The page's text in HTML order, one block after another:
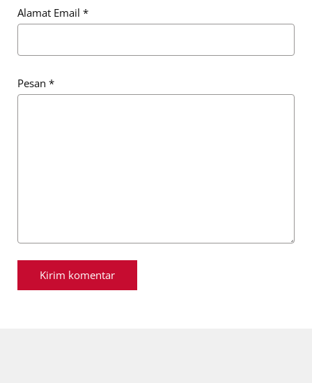
Alamat Email *
Pesan *